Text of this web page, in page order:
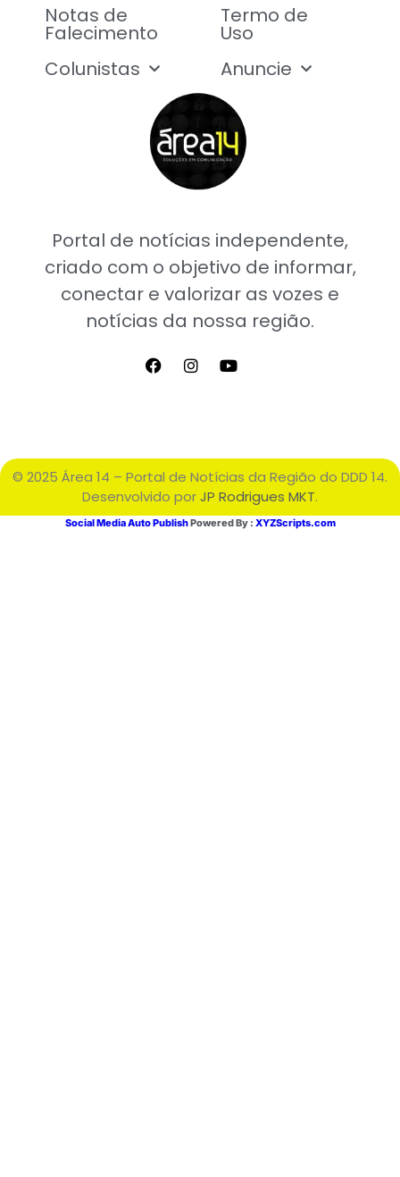
Portal de notícias independente,
criado com o objetivo de informar,
conectar e valorizar as vozes e
notícias da nossa região.
Notas de
Falecimento
Colunistas
Termo de
Uso
Anuncie
© 2025 Área 14 – Portal de Notícias da Região do DDD 14.
Desenvolvido porJP Rodrigues MKT.
Social Media Auto PublishPowered By : XYZScripts.com